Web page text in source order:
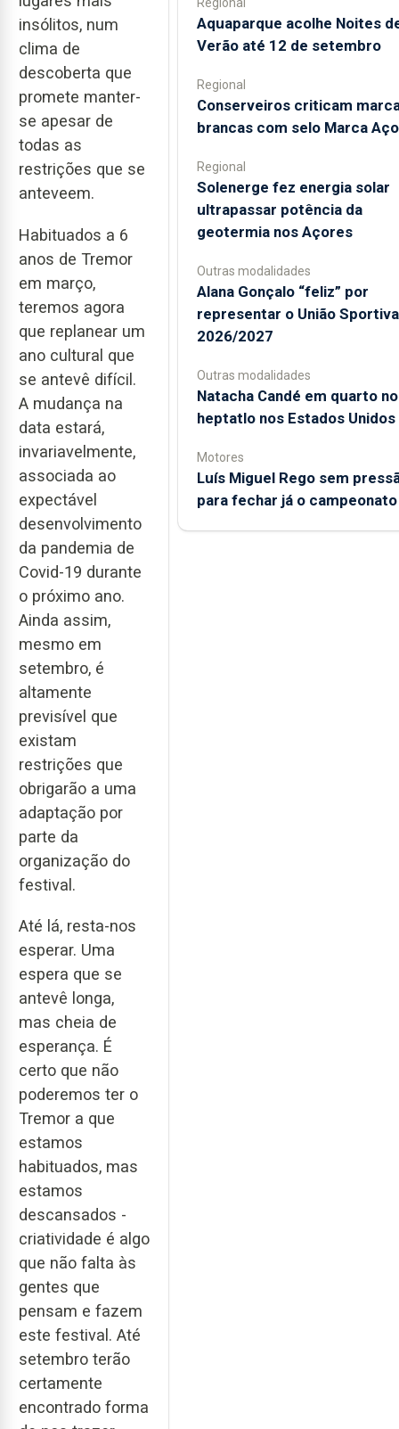
insólitos, num
clima de
descoberta que
promete manter-
se apesar de
todas as
restrições que se
anteveem.
Habituados a 6
anos de Tremor
em março,
teremos agora
que replanear um
ano cultural que
se antevê difícil.
A mudança na
data estará,
invariavelmente,
associada ao
expectável
desenvolvimento
da pandemia de
Covid-19 durante
o próximo ano.
Ainda assim,
mesmo em
setembro, é
altamente
previsível que
existam
restrições que
obrigarão a uma
adaptação por
parte da
organização do
festival.
Até lá, resta-nos
esperar. Uma
espera que se
antevê longa,
mas cheia de
esperança. É
certo que não
poderemos ter o
Tremor a que
estamos
habituados, mas
estamos
descansados -
criatividade é algo
que não falta às
gentes que
pensam e fazem
este festival. Até
setembro terão
certamente
encontrado forma
Aquaparque acolhe Noites
Verão até 12 de setembro
Regional
Conserveiros criticam
brancas com selo Marca
Regional
Solenerge fez energia solar
ultrapassar potência da
geotermia nos Açores
Outras modalidades
Alana Gonçalo “feliz” por
representar o União
2026/2027
Outras modalidades
Natacha Candé em quarto no
heptatlo nos Estados Unidos
Motores
Luís Miguel Rego sem
para fechar já o campeonato